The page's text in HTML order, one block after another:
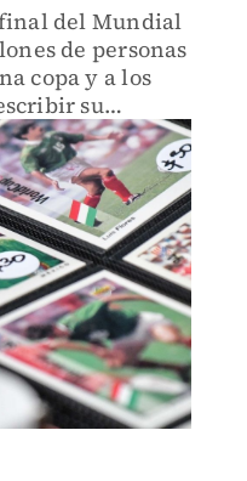
final del Mundial
de personas
copa y a los
su